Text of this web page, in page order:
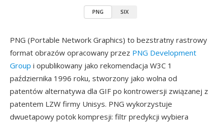
PNG SIX
PNG (Portable Network Graphics) to bezstratny rastrowy
format obrazów opracowany przez PNG Development
Group i opublikowany jako rekomendacja W3C 1
października 1996 roku, stworzony jako wolna od
patentów alternatywa dla GIF po kontrowersji związanej z
patentem LZW firmy Unisys. PNG wykorzystuje
dwuetapowy potok kompresji: filtr predykcji wybiera